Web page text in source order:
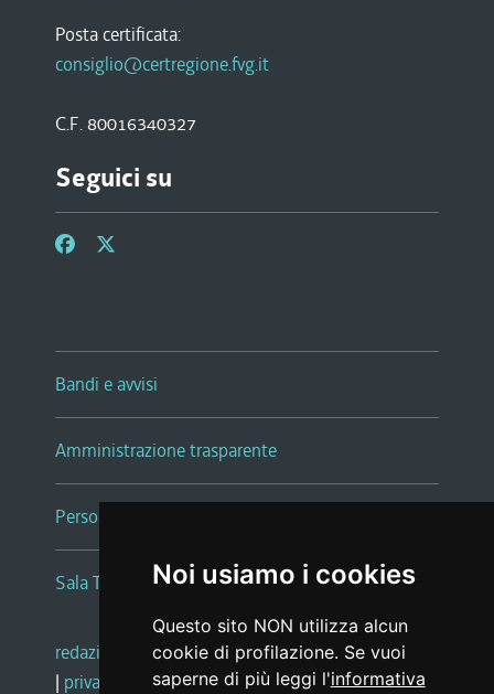
Noi usiamo i cookies
Questo sito NON utilizza alcun
cookie di profilazione. Se vuoi
saperne di più leggi l'informativa
Posta certificata:
consiglio@certregione.fvg.it
C.F. 80016340327
Seguici su
Bandi e avvisi
Amministrazione trasparente
Persone e Uffici
Sala Tiziano Tessitori
redazione web |note legali |glossario
| privacy social media policy